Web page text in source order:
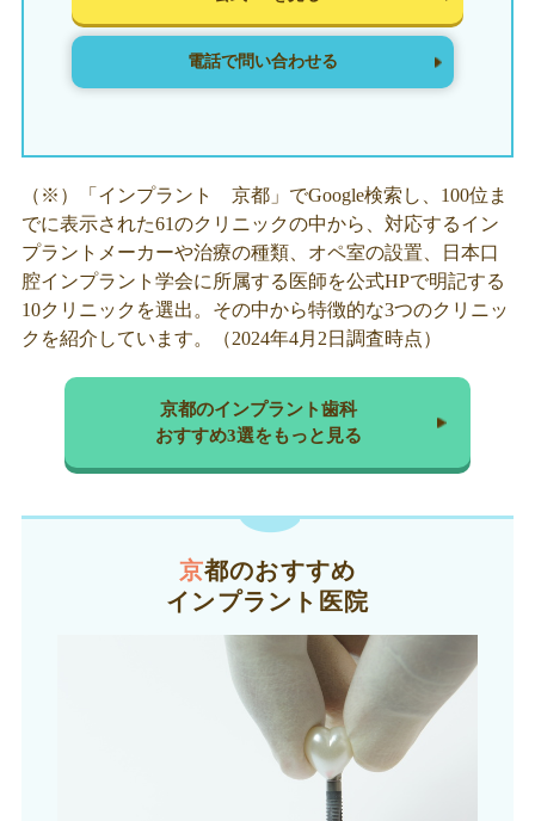
電話で問い合わせる
（※）「インプラント 京都」でGoogle検索し、100位ま
でに表示された61のクリニックの中から、対応するイン
プラントメーカーや治療の種類、オペ室の設置、日本口
腔インプラント学会に所属する医師を公式HPで明記する
10クリニックを選出。その中から特徴的な3つのクリニッ
クを紹介しています。（2024年4月2日調査時点）
京都のインプラント歯科
おすすめ3選をもっと見る
京都のおすすめ
インプラント医院